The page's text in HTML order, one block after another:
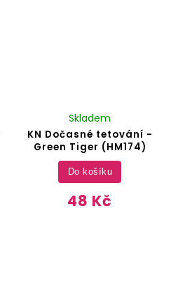
KN Dočasné tetování -
Green Tiger (HM174)
Skladem
48 Kč
Do košíku